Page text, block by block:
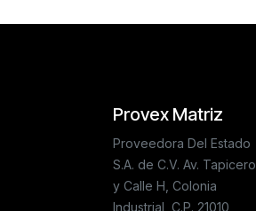
Provex Matriz
Proveedora Del Estado
S.A. de C.V. Av. Tapicero
y Calle H, Colonia
Industrial, C.P. 21010